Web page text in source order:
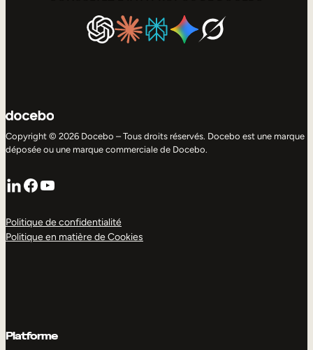
Copyright © 2026 Docebo – Tous droits réservés. Docebo est une marque
déposée ou une marque commerciale de Docebo.
LinkedIn
Facebook
YouTube
Politique de confidentialité
Politique en matière de Cookies
Platforme